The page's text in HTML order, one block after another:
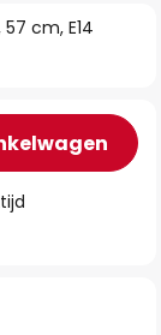
cm, E14